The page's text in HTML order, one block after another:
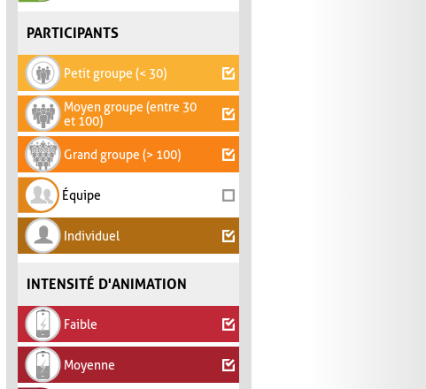
PARTICIPANTS
Petit groupe (< 30)
Moyen groupe (entre 30
et 100)
Grand groupe (> 100)
Équipe
Individuel
INTENSITÉ D'ANIMATION
Faible
Moyenne